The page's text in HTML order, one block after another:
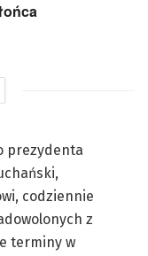
prezydenta
codziennie
z
terminy w